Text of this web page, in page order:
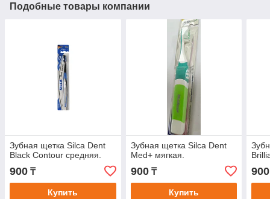
Подобные товары компании
Зубная щетка Silca Dent
Black Contour средняя.
900 ₸
Купить
Зубная щетка Silca Dent
Med+ мягкая.
900₸
Купить
900